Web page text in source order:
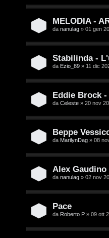
MELODIA -
da nanulag » 01 gen
Stabilinda -
da Ezio_89 » 11 dic
Eddie Brock
da Celeste » 20 nov
Beppe
da MarilynDag » 08
Alex
da nanulag » 02 nov
Pace
da Roberto P » 09 ott